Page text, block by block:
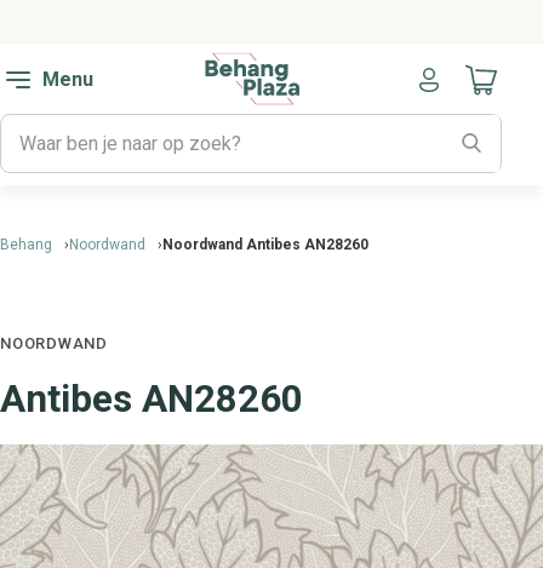
Menu
Naar
Behang Noordwand Noordwand Antibes AN28260
NOORDWAND
Antibes AN28260